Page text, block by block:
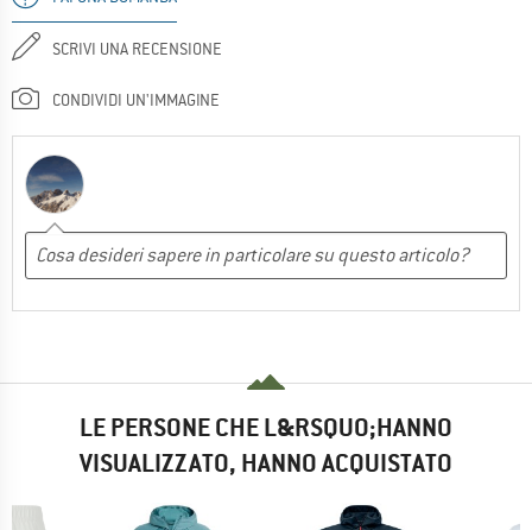
SCRIVI UNA RECENSIONE
CONDIVIDI UN'IMMAGINE
LE PERSONE CHE L&RSQUO;HANNO
VISUALIZZATO, HANNO ACQUISTATO